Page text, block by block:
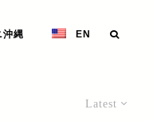
沖縄 EN
Latest